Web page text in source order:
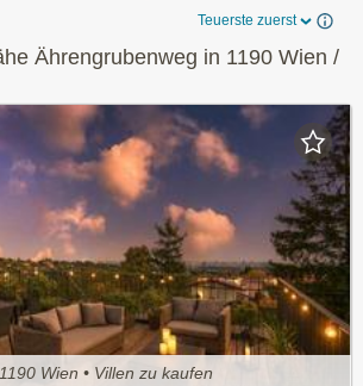
Teuerste zuerst
Ährengrubenweg in 1190 Wien /
Wien • Villen zu kaufen